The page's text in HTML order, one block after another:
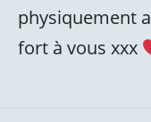
physiquement
fort à vous xxx